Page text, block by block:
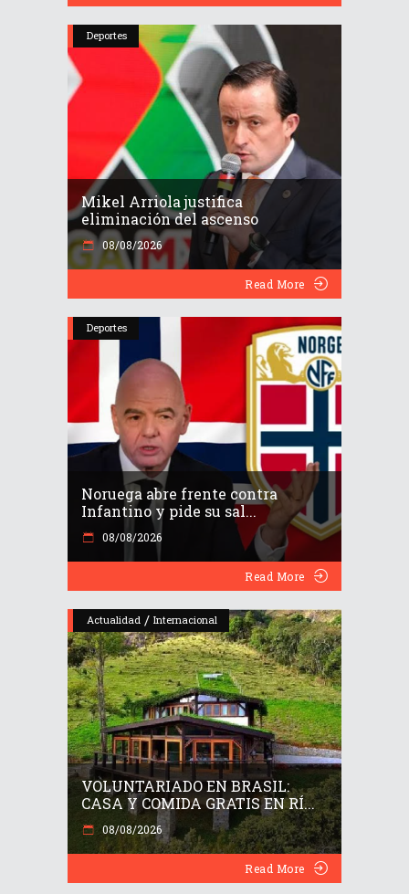
Deportes
Mikel Arriola justifica
eliminación del ascenso
08/08/2026
Read More
Deportes
Noruega abre frente contra
Infantino y pide su sal...
08/08/2026
Read More
Actualidad / Internacional
VOLUNTARIADO EN BRASIL:
CASA Y COMIDA GRATIS EN RÍ...
08/08/2026
Read More